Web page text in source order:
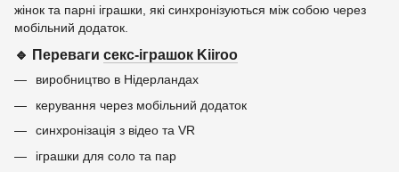
жінок та парні іграшки, які синхронізуються між собою через
мобільний додаток.
🔹 Переваги секс-іграшок Kiiroo
виробництво в Нідерландах
керування через мобільний додаток
синхронізація з відео та VR
іграшки для соло та пар